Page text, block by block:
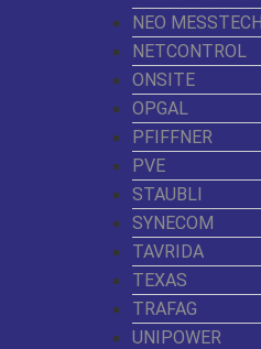
NEO
NETCONTROL
ONSITE
OPGAL
PFIFFNER
PVE
STAUBLI
SYNECOM
TAVRIDA
TEXAS
TRAFAG
UNIPOWER